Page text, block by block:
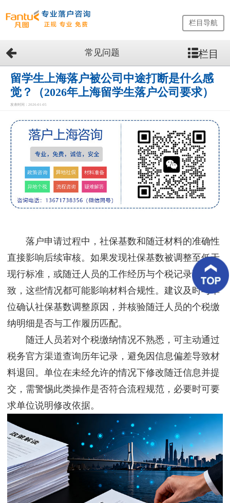
网
站
首
页
留
生
务
优
案
客
好
评
闻
资
讯
联
系
我
们
栏目导航
常见问题 栏目
留学生上海落户被公司中途打断是什么感
觉？（2026年上海留学生落户公司要求）
发表时间：2026-01-05
落户申请过程中，社保基数和随迁材料的准确性
直接影响后续审核。如果发现社保基数被调整至低于
现行标准，或随迁人员的工作经历与个税记录不一
致，这些情况都可能影响材料合规性。建议及时与单
位确认社保基数调整原因，并核验随迁人员的个税缴
纳明细是否与工作履历匹配。
随迁人员若对个税缴纳情况不熟悉，可主动通过
税务官方渠道查询历年记录，避免因信息偏差导致材
料退回。单位在未经允许的情况下修改随迁信息并提
交，需警惕此类操作是否符合流程规范，必要时可要
求单位说明修改依据。